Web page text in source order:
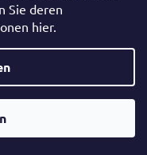
Sie deren
hier.
. Alle Rechte